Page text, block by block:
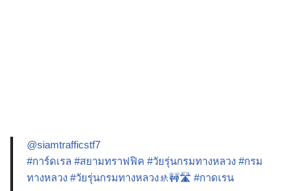
@siamtrafficstf7
#การ์ดเรล #สยามทราฟฟิค #วัยรุ่นกรมทางหลวง #กรม
ทางหลวง #วัยรุ่นกรมทางหลวง🚸🚧🛣️ #กาดเรน